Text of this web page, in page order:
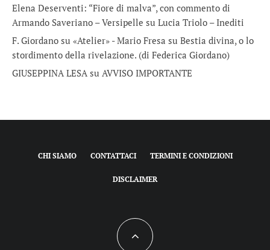
Elena Deserventi: “Fiore di malva”, con commento di
Armando Saveriano – Versipelle su Lucia Triolo – Inediti
F. Giordano su «Atelier» - Mario Fresa su Bestia divina, o lo
stordimento della rivelazione. (di Federica Giordano)
GIUSEPPINA LESA su AVVISO IMPORTANTE
CHI SIAMO CONTATTACI TERMINI E CONDIZIONI
DISCLAIMER